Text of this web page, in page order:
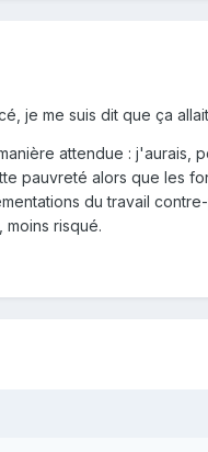
je me suis dit que ça
attendue : j'aurais,
pauvreté alors que les
du travail
risqué.